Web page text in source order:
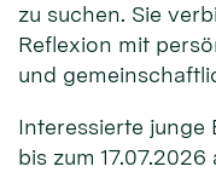
zu suchen. Sie
Reflexion mit
und
Interessierte junge
bis zum 17.07.2026